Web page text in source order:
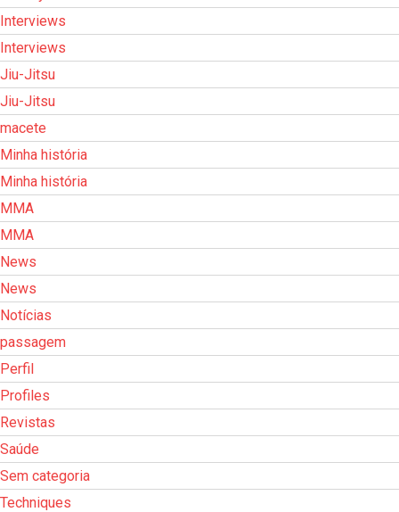
Interviews
Interviews
Jiu-Jitsu
Jiu-Jitsu
macete
Minha história
Minha história
MMA
MMA
News
News
Notícias
passagem
Perfil
Profiles
Revistas
Saúde
Sem categoria
Techniques